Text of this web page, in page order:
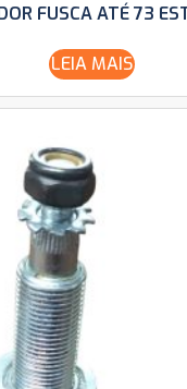
FUSCA ATÉ 73
LEIA MAIS